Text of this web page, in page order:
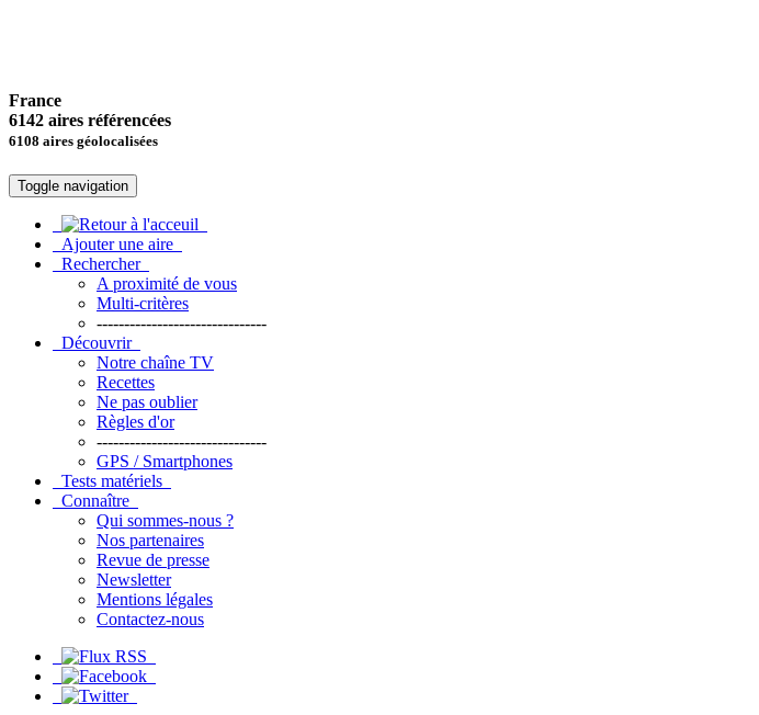
France
6142 aires référencées
6108 aires géolocalisées
Toggle navigation
Ajouter une aire
Rechercher
A proximité de vous
Multi-critères
-------------------------------
Découvrir
Notre chaîne TV
Recettes
Ne pas oublier
Règles d'or
-------------------------------
GPS / Smartphones
Tests matériels
Connaître
Qui sommes-nous ?
Nos partenaires
Revue de presse
Newsletter
Mentions légales
Contactez-nous